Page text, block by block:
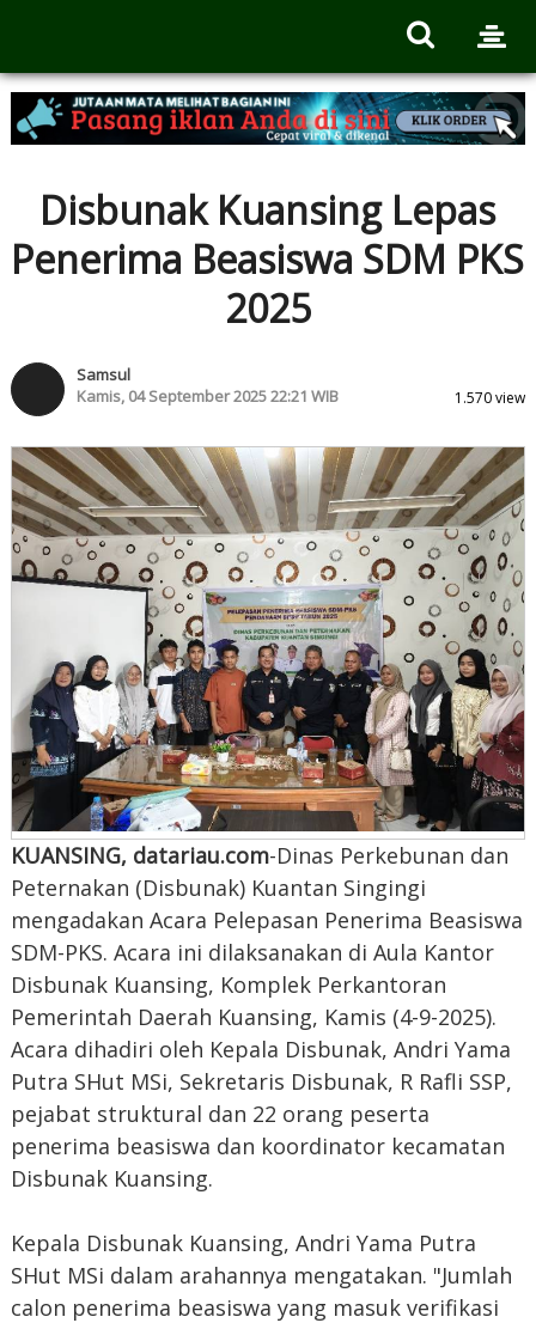
Disbunak Kuansing Lepas
Penerima Beasiswa SDM PKS
2025
Samsul
Kamis, 04 September 2025 22:21 WIB
1.570 view
KUANSING, datariau.com-Dinas Perkebunan dan
Peternakan (Disbunak) Kuantan Singingi
mengadakan Acara Pelepasan Penerima Beasiswa
SDM-PKS. Acara ini dilaksanakan di Aula Kantor
Disbunak Kuansing, Komplek Perkantoran
Pemerintah Daerah Kuansing, Kamis (4-9-2025).
Acara dihadiri oleh Kepala Disbunak, Andri Yama
Putra SHut MSi, Sekretaris Disbunak, R Rafli SSP,
pejabat struktural dan 22 orang peserta
penerima beasiswa dan koordinator kecamatan
Disbunak Kuansing.
Kepala Disbunak Kuansing, Andri Yama Putra
SHut MSi dalam arahannya mengatakan. "Jumlah
calon penerima beasiswa yang masuk verifikasi